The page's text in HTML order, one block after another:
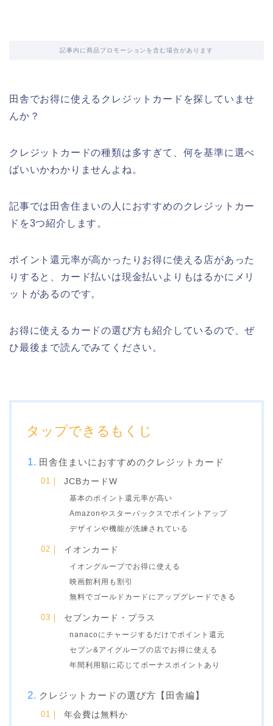
記事内に商品プロモーションを含む場合があります
田舎でお得に使えるクレジットカードを探していませ
んか？
クレジットカードの種類は多すぎて、何を基準に選べ
ばいいかわかりませんよね。
記事では田舎住まいの人におすすめのクレジットカー
ドを3つ紹介します。
ポイント還元率が高かったりお得に使える店があった
りすると、カード払いは現金払いよりもはるかにメリ
ットがあるのです。
お得に使えるカードの選び方も紹介しているので、ぜ
ひ最後まで読んでみてください。
タップできるもくじ
田舎住まいにおすすめのクレジットカード
JCBカードW
基本のポイント還元率が高い
Amazonやスターバックスでポイントアップ
デザインや機能が洗練されている
イオンカード
イオングループでお得に使える
映画館利用も割引
無料でゴールドカードにアップグレードできる
セブンカード・プラス
nanacoにチャージするだけでポイント還元
セブン&アイグループの店でお得に使える
年間利用額に応じてボーナスポイントあり
クレジットカードの選び方【田舎編】
年会費は無料か